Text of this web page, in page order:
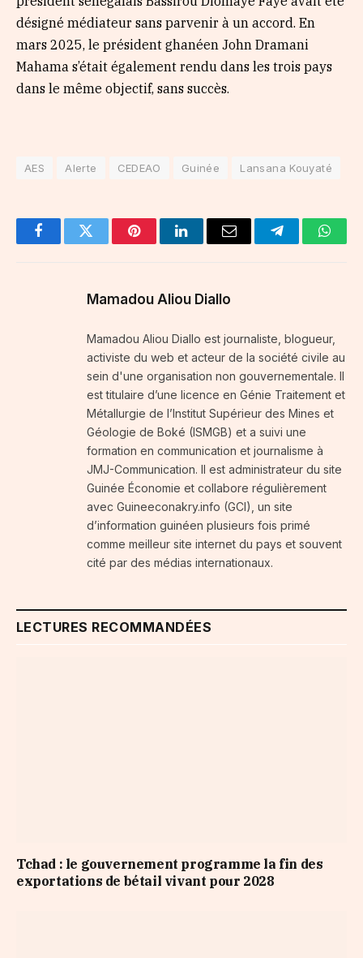
désigné médiateur sans parvenir à un accord. En
mars 2025, le président ghanéen John Dramani
Mahama s’était également rendu dans les trois pays
dans le même objectif, sans succès.
AES Alerte CEDEAO Guinée Lansana Kouyaté
FacebookTwitter PinterestLinkedInEmail Telegram
Mamadou Aliou Diallo
Mamadou Aliou Diallo est journaliste, blogueur,
activiste du web et acteur de la société civile au
sein d'une organisation non gouvernementale. Il
est titulaire d’une licence en Génie Traitement et
Métallurgie de l’Institut Supérieur des Mines et
Géologie de Boké (ISMGB) et a suivi une
formation en communication et journalisme à
JMJ-Communication. Il est administrateur du site
Guinée Économie et collabore régulièrement
avec Guineeconakry.info (GCI), un site
d’information guinéen plusieurs fois primé
comme meilleur site internet du pays et souvent
cité par des médias internationaux.
LECTURES RECOMMANDÉES
Tchad : le gouvernement programme la fin des
exportations de bétail vivant pour 2028